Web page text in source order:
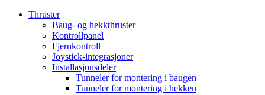
Thruster
Baug- og hekkthruster
Kontrollpanel
Fjernkontroll
Joystick-integrasjoner
Installasjonsdeler
Tunneler for montering i baugen
Tunneler for montering i hekken